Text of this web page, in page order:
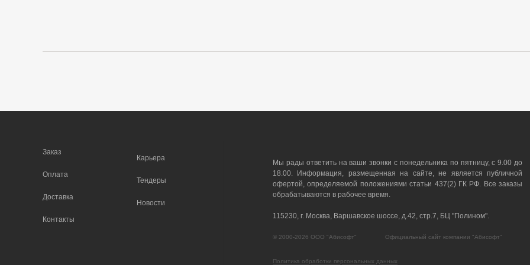
Заказ
Оплата
Доставка
Контакты
Карьера
Тендеры
Новости
Мы рады ответить на ваши звонки с понедельника по пятницу, с 9.00 до
18.00. Информация, размещенная на сайте, не является публичной
офертой, определяемой положениями статьи 437(2) ГК РФ. Все заказы
обрабатываются в рабочее время.
115230, г. Москва, Варшавское шоссе, д.42, стр.7, БЦ "Полином".
© 2000-2026 ООО "Абисофт" Официальный сайт компании "Абисофт"
Политика обработки персональных данных